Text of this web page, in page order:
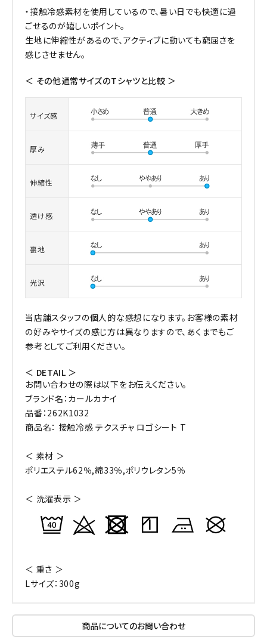
・接触冷感素材を使用しているので、暑い日でも快適に過
ごせるのが嬉しいポイント。
生地に伸縮性があるので、アクティブに動いても窮屈さを
感じさせません。
＜ その他通常サイズのTシャツと比較 ＞
サイズ感
厚み
伸縮性
透け感
裏地
光沢
当店舗スタッフの個人的な感想になります。お客様の素材
の好みやサイズの感じ方は異なりますので、あくまでもご
参考としてご利用ください。
＜ DETAIL ＞
お問い合わせの際は以下をお伝えください。
ブランド名：カールカナイ
品番：262K1032
商品名： 接触冷感 テクスチャ ロゴシート T
＜ 素材 ＞
ポリエステル62％,綿33％,ポリウレタン5％
＜ 洗濯表示 ＞
＜ 重さ ＞
Lサイズ：300g
商品についてのお問い合わせ